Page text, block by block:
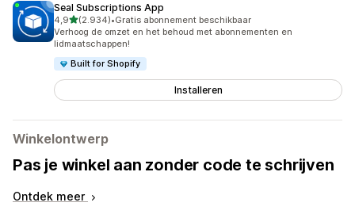
Seal Subscriptions App
4,9van 5 sterren
(2.934)
2934 recensies in totaal
•Gratis abonnement beschikbaar
Verhoog de omzet en het behoud met abonnementen en
lidmaatschappen!
Built for Shopify
Installeren
Winkelontwerp
Pas je winkel aan zonder code te schrijven
Ontdek meer